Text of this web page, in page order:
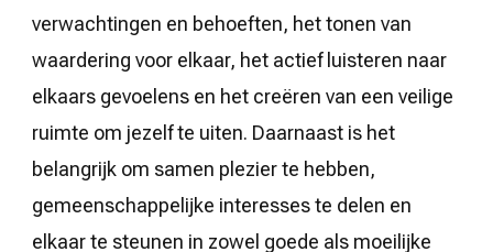
verwachtingen en behoeften, het tonen van
waardering voor elkaar, het actief luisteren naar
elkaars gevoelens en het creëren van een veilige
ruimte om jezelf te uiten. Daarnaast is het
belangrijk om samen plezier te hebben,
gemeenschappelijke interesses te delen en
elkaar te steunen in zowel goede als moeilijke